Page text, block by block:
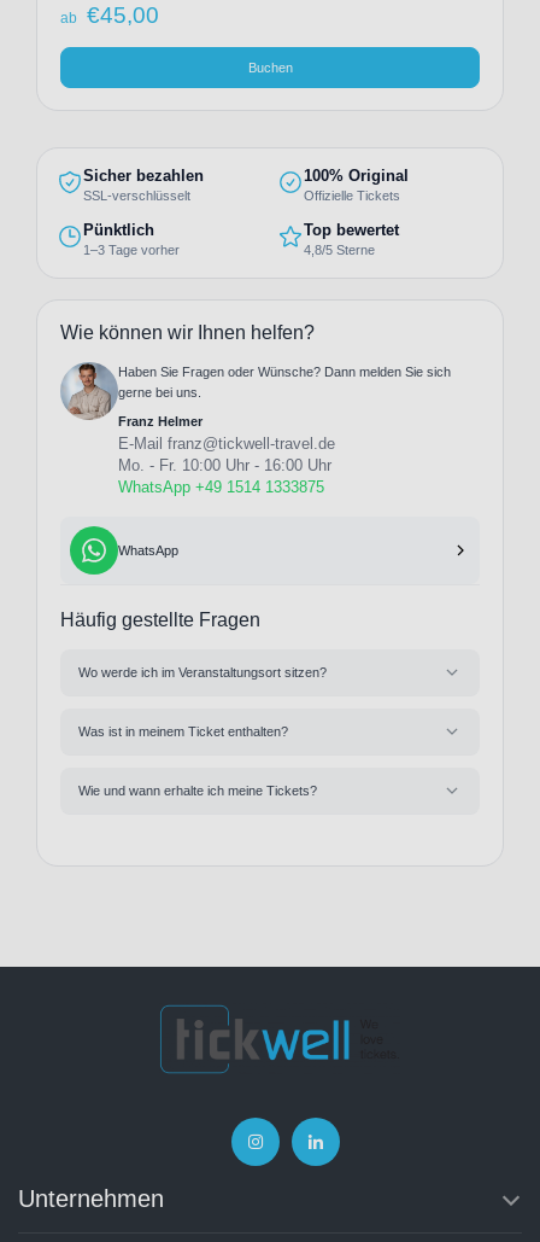
ab €45,00
Buchen
Sicher bezahlen
SSL-verschlüsselt
100% Original
Offizielle Tickets
Pünktlich
1–3 Tage vorher
Top bewertet
4,8/5 Sterne
Wie können wir Ihnen helfen?
Haben Sie Fragen oder Wünsche? Dann melden Sie sich
gerne bei uns.
Franz Helmer
E-Mail franz@tickwell-travel.de
Mo. - Fr. 10:00 Uhr - 16:00 Uhr
WhatsApp +49 1514 1333875
WhatsApp
Häufig gestellte Fragen
Wo werde ich im Veranstaltungsort sitzen?
Was ist in meinem Ticket enthalten?
Wie und wann erhalte ich meine Tickets?
Unternehmen